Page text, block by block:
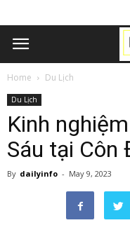
Home Du Lịch
Du Lịch
Kinh
Sáu tại Côn
By dailyinfo - May 9, 2023